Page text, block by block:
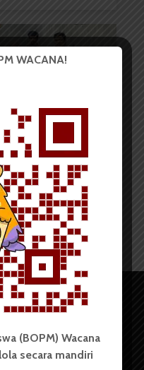
Workshop
Tengah...
2 menit waktu baca
WACANA!
(BOPM) Wacana
secara mandiri